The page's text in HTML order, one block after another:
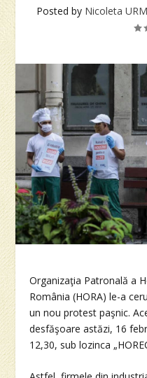
Posted by Nicoleta
Organizaţia Patronală a
România (HORA) le-a
un nou protest paşnic.
desfăşoare astăzi, 16
12,30, sub lozinca